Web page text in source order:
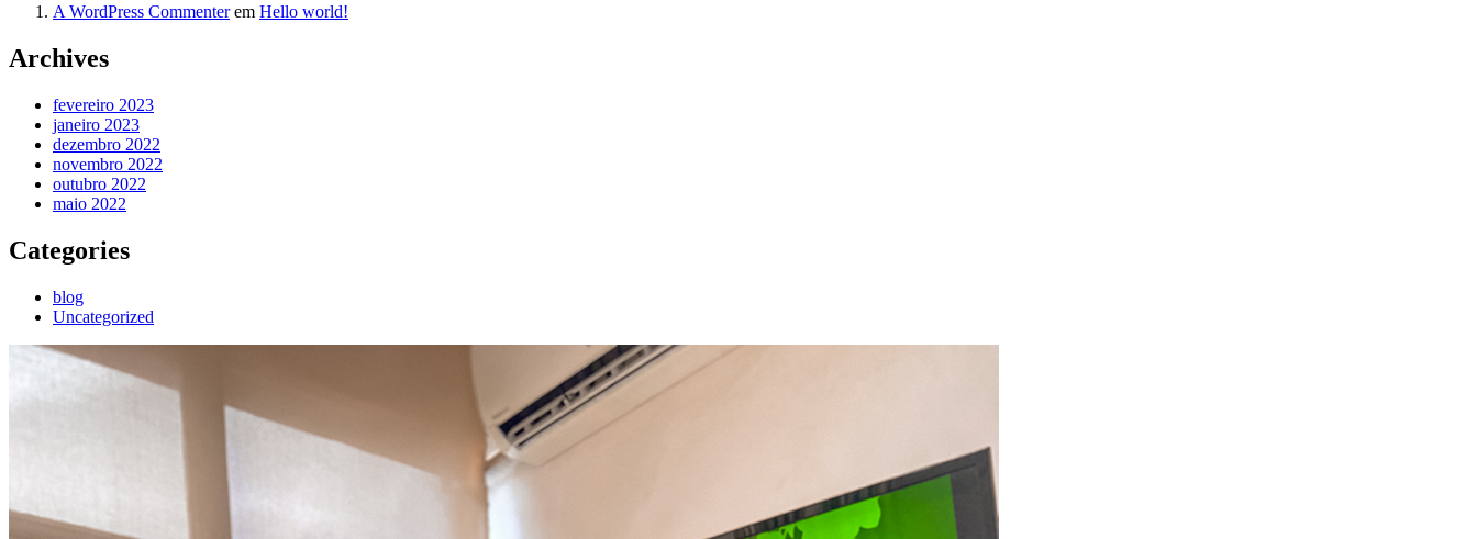
A WordPress Commenterem Hello world!
Archives
fevereiro 2023
janeiro 2023
dezembro 2022
novembro 2022
outubro 2022
maio 2022
Categories
blog
Uncategorized